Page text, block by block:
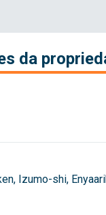
da
Izumo-shi,